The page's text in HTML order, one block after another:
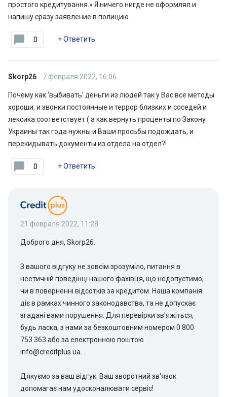
простого кредитування.» Я ничего нигде не оформлял и
напишу сразу заявление в полицию
0 +Ответить
Skorp26 7 февраля 2022, 16:06
Почему как ‘выбивать’ деньги из людей так у Вас все методы
хороши, и звонки постоянные и террор близких и соседей и
лексика соответствует ( а как вернуть проценты по Закону
Украины так года нужны и Ваши просьбы подождать, и
перекидывать документы из отдела на отдел?!
0 +Ответить
21 февраля 2022, 11:28
Доброго дня, Skorp26.
З вашого відгуку не зовсім зрозуміло, питання в
неетичній поведінці нашого фахівця, що недопустимо,
чи в поверненні відсотків за кредитом. Наша компанія
діє в рамках чинного законодавства, та не допускає
згадані вами порушення. Для перевірки зв'яжіться,
будь ласка, з нами за безкоштовним номером 0 800
753 363 або за електронною поштою
info@creditplus.ua.
Дякуємо за ваш відгук. Ваш зворотний зв'язок
допомагає нам удосконалювати сервіс!